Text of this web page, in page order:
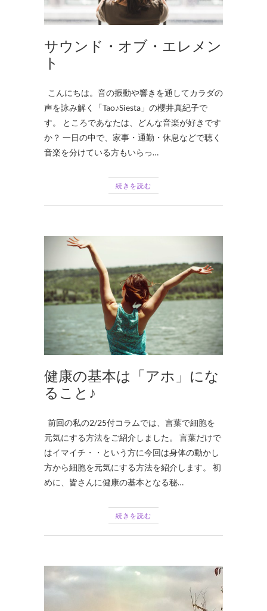
サウンド・オブ・エレメン
ト
こんにちは。音の振動や響きを通してカラダの
声を詠み解く「Tao♪Siesta」の櫻井真紀子で
す。 ところであなたは、どんな音楽が好きです
か？ 一日の中で、家事・通勤・休息などで聴く
音楽を分けている方もいらっ…
続きを読む
健康の基本は「アホ」にな
ること♪
前回の私の2/25付コラムでは、言葉で細胞を
元気にする方法をご紹介しました。 言葉だけで
はイマイチ・・という方に今回は身体の動かし
方から細胞を元気にする方法を紹介します。 初
めに、皆さんに健康の基本となる秘…
続きを読む